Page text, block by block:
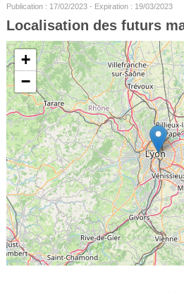
Publication : 17/02/2023 - Expiration : 19/03/2023
Localisation des futurs
+
−